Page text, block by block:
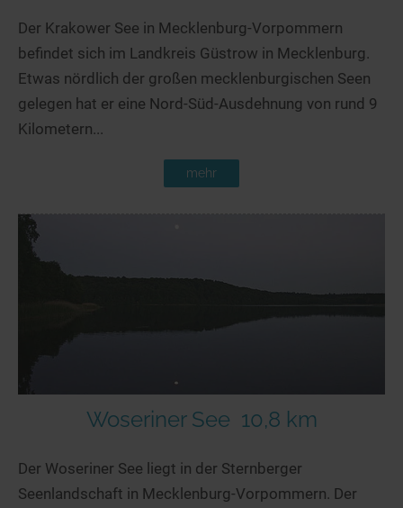
Der Krakower See in Mecklenburg-Vorpommern
befindet sich im Landkreis Güstrow in Mecklenburg.
Etwas nördlich der großen mecklenburgischen Seen
gelegen hat er eine Nord-Süd-Ausdehnung von rund 9
Kilometern...
mehr
Woseriner See 10,8 km
Der Woseriner See liegt in der Sternberger
Seenlandschaft in Mecklenburg-Vorpommern. Der